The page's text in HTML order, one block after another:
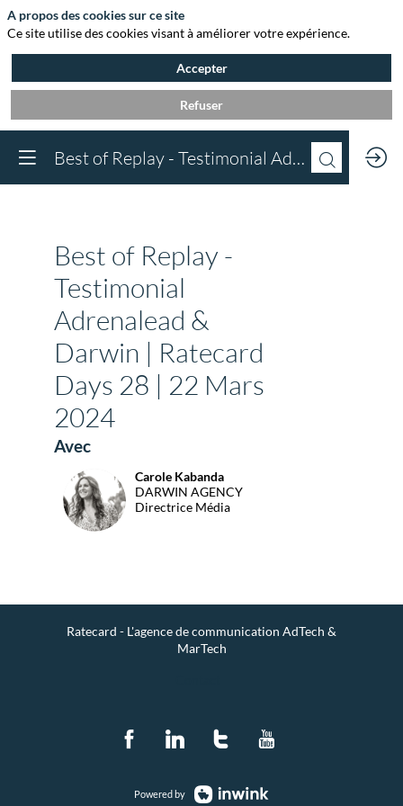
Vous devez être
à Agora et
Best of Replay -
Testimonial
Adrenalead &
Darwin | Ratecard
Days 28 | 22 Mars
2024
Avec
CK
Carole Kabanda
DARWIN AGENCY
Directrice Média
Ratecard - L'agence de communication AdTech &
MarTech
Powered by
A propos des cookies sur ce site
Ce site utilise des cookies visant à améliorer votre expérience.
Accepter
Refuser